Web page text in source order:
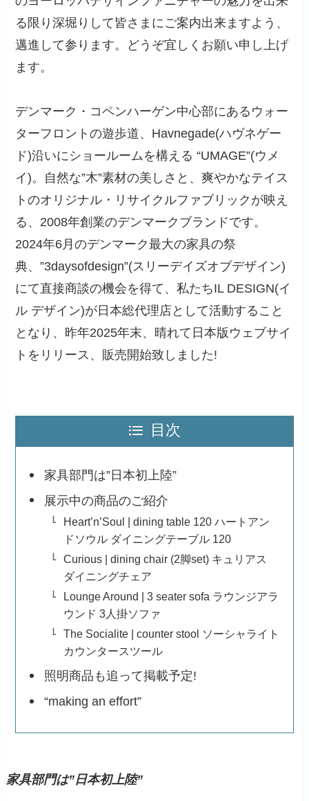
る限り深堀りして皆さまにご案内出来ますよう、
邁進して参ります。どうぞ宜しくお願い申し上げ
ます。
デンマーク・コペンハーゲン中心部にあるウォー
ターフロントの遊歩道、Havnegade(ハヴネゲー
ド)沿いにショールームを構える “UMAGE”(ウメ
イ)。自然な”木”素材の美しさと、爽やかなテイス
トのオリジナル・リサイクルファブリックが映え
る、2008年創業のデンマークブランドです。
2024年6月のデンマーク最大の家具の祭
典、”3daysofdesign”(スリーデイズオブデザイン)
にて直接商談の機会を得て、私たちIL DESIGN(イ
ル デザイン)が日本総代理店として活動すること
となり、昨年2025年末、晴れて日本版ウェブサイ
トをリリース、販売開始致しました!
目次
家具部門は”日本初上陸”
展示中の商品のご紹介
Heart’n’Soul | dining table 120 ハートアン
ドソウル ダイニングテーブル 120
Curious | dining chair (2脚set) キュリアス
ダイニングチェア
Lounge Around | 3 seater sofa ラウンジアラ
ウンド 3人掛ソファ
The Socialite | counter stool ソーシャライト
カウンタースツール
照明商品も追って掲載予定!
“making an effort”
家具部門は”日本初上陸”